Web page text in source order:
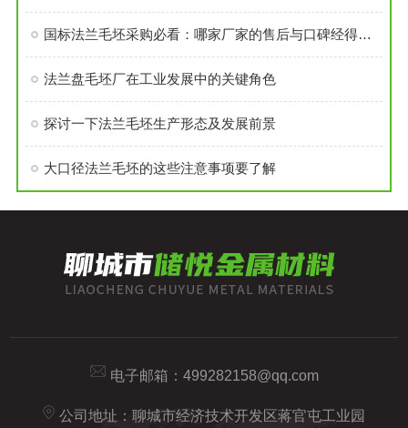
国标法兰毛坯采购必看：哪家厂家的售后与口碑经得起考验？
法兰盘毛坯厂在工业发展中的关键角色
探讨一下法兰毛坯生产形态及发展前景
大口径法兰毛坯的这些注意事项要了解
电子邮箱： 499282158@qq.com
公司地址：聊城市经济技术开发区蒋官屯工业园